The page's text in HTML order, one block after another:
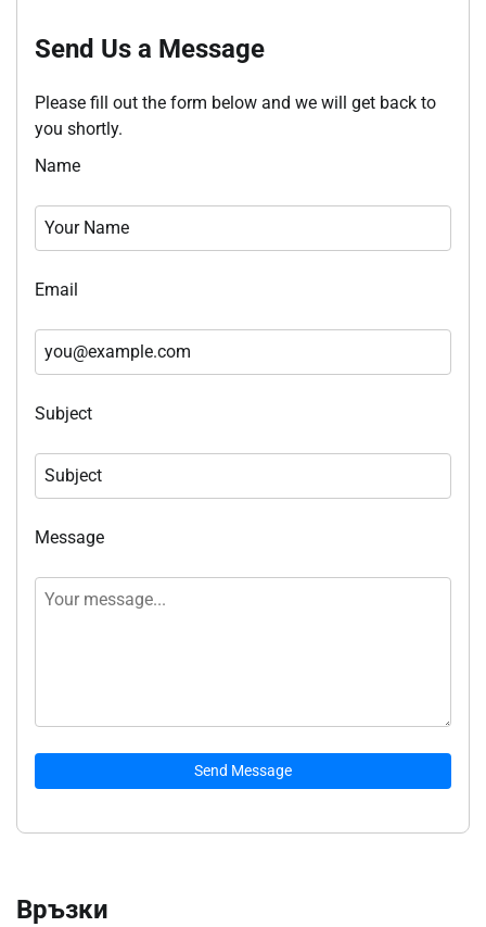
Send Us a Message
Please fill out the form below and we will get back to
you shortly.
Name
Email
Subject
Message
Send Message
Връзки